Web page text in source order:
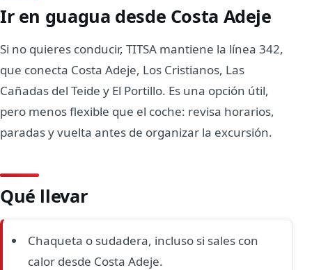
Ir en guagua desde Costa Adeje
Si no quieres conducir, TITSA mantiene la línea 342,
que conecta Costa Adeje, Los Cristianos, Las
Cañadas del Teide y El Portillo. Es una opción útil,
pero menos flexible que el coche: revisa horarios,
paradas y vuelta antes de organizar la excursión.
Qué llevar
Chaqueta o sudadera, incluso si sales con
calor desde Costa Adeje.